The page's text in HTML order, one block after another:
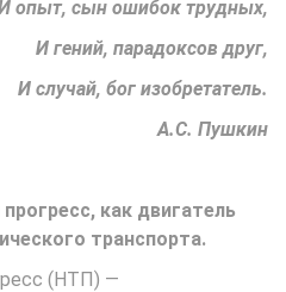
опыт, сын ошибок трудных,
И гений, парадоксов друг,
И случай, бог изобретатель.
А.С. Пушкин
как двигатель
транспорта.
(НТП) —